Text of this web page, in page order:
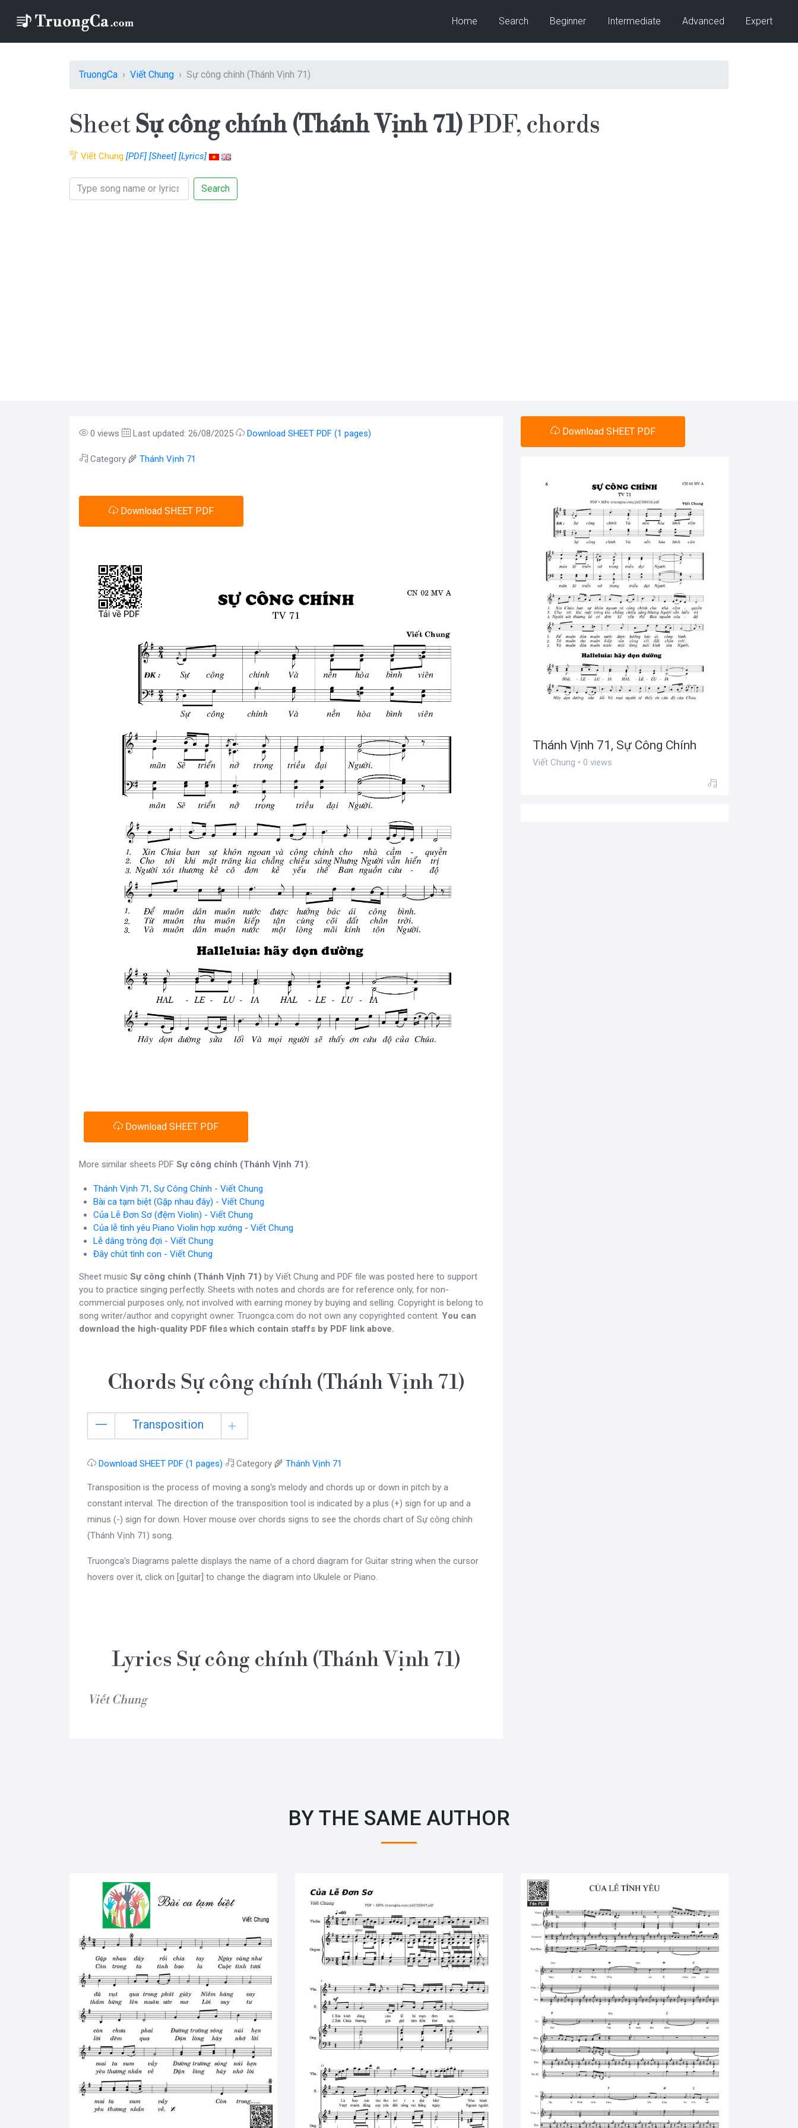
Home Search Beginner Intermediate Advanced Expert
TruongCa Viết Chung Sự công chính (Thánh Vịnh 71)
Sheet Sự công chính (Thánh Vịnh 71)PDF, chords
Viết Chung [PDF] [Sheet] [Lyrics]
Search
0 views Last updated: 26/08/2025 Download SHEET PDF (1 pages)
Category 🌾 Thánh Vịnh 71
Download SHEET PDF
Download SHEET PDF
More similar sheets PDF Sự công chính (Thánh Vịnh 71):
Thánh Vịnh 71, Sự Công Chính - Viết Chung
Bài ca tạm biệt (Gặp nhau đây) - Viết Chung
Của Lễ Đơn Sơ (đệm Violin) - Viết Chung
Của lễ tình yêu Piano Violin hợp xướng - Viết Chung
Lễ dâng trông đợi - Viết Chung
Đây chút tình con - Viết Chung
Sheet music Sự công chính (Thánh Vịnh 71) by Viết Chung and PDF file was posted here to support
you to practice singing perfectly. Sheets with notes and chords are for reference only, for non-
commercial purposes only, not involved with earning money by buying and selling. Copyright is belong to
song writer/author and copyright owner. Truongca.com do not own any copyrighted content. You can
download the high-quality PDF files which contain staffs by PDF link above.
Chords Sự công chính (Thánh Vịnh 71)
Transposition
Download SHEET PDF (1 pages) Category 🌾 Thánh Vịnh 71
Transposition is the process of moving a song's melody and chords up or down in pitch by a
constant interval. The direction of the transposition tool is indicated by a plus (+) sign for up and a
minus (-) sign for down. Hover mouse over chords signs to see the chords chart of Sự công chính
(Thánh Vịnh 71) song.
Truongca's Diagrams palette displays the name of a chord diagram for Guitar string when the cursor
hovers over it, click on [guitar] to change the diagram into Ukulele or Piano.
Lyrics Sự công chính (Thánh Vịnh 71)
Viết Chung
Download SHEET PDF
Thánh Vịnh 71, Sự Công Chính
Viết Chung • 0 views
BY THE SAME AUTHOR